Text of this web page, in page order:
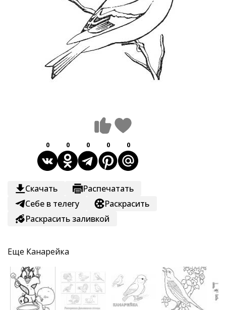
0 0 0 0 0
Скачать
Распечатать
Себе в телегу
Раскрасить
Раскрасить заливкой
Еще Канарейка